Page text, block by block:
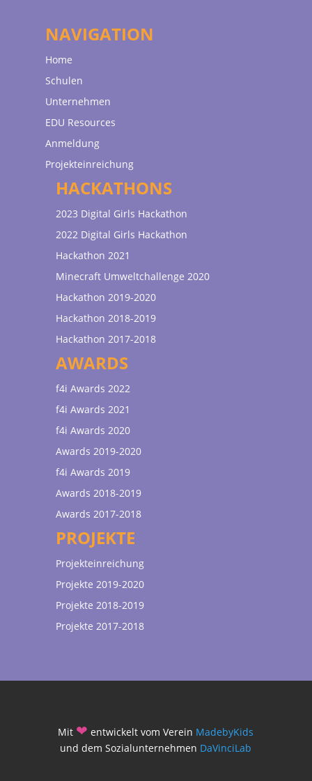
NAVIGATION
Home
Schulen
Unternehmen
EDU Resources
Anmeldung
Projekteinreichung
HACKATHONS
2023 Digital Girls Hackathon
2022 Digital Girls Hackathon
Hackathon 2021
Minecraft Umweltchallenge 2020
Hackathon 2019-2020
Hackathon 2018-2019
Hackathon 2017-2018
AWARDS
f4i Awards 2022
f4i Awards 2021
f4i Awards 2020
Awards 2019-2020
f4i Awards 2019
Awards 2018-2019
Awards 2017-2018
PROJEKTE
Projekteinreichung
Projekte 2019-2020
Projekte 2018-2019
Projekte 2017-2018
Mit ❤ entwickelt vom Verein MadebyKids
und dem Sozialunternehmen DaVinciLab